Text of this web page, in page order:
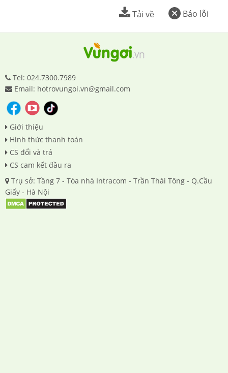
Báo lỗi
Tải về
Tel: 024.7300.7989
Email: hotrovungoi.vn@gmail.com
Giới thiệu
Hình thức thanh toán
CS đổi và trả
CS cam kết đầu ra
Trụ sở: Tầng 7 - Tòa nhà Intracom - Trần Thái Tông - Q.Cầu
Giấy - Hà Nội